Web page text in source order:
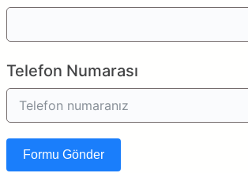
Telefon Numarası
Formu Gönder